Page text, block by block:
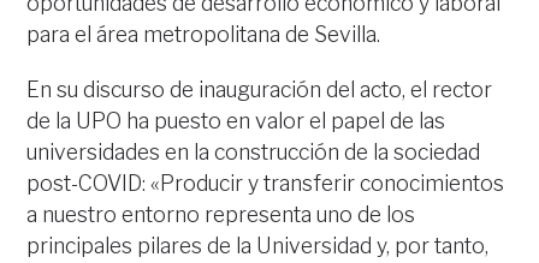
para el área metropolitana de Sevilla.
En su discurso de inauguración del acto, el rector
de la UPO ha puesto en valor el papel de las
universidades en la construcción de la sociedad
post-COVID: «Producir y transferir conocimientos
a nuestro entorno representa uno de los
principales pilares de la Universidad y, por tanto,